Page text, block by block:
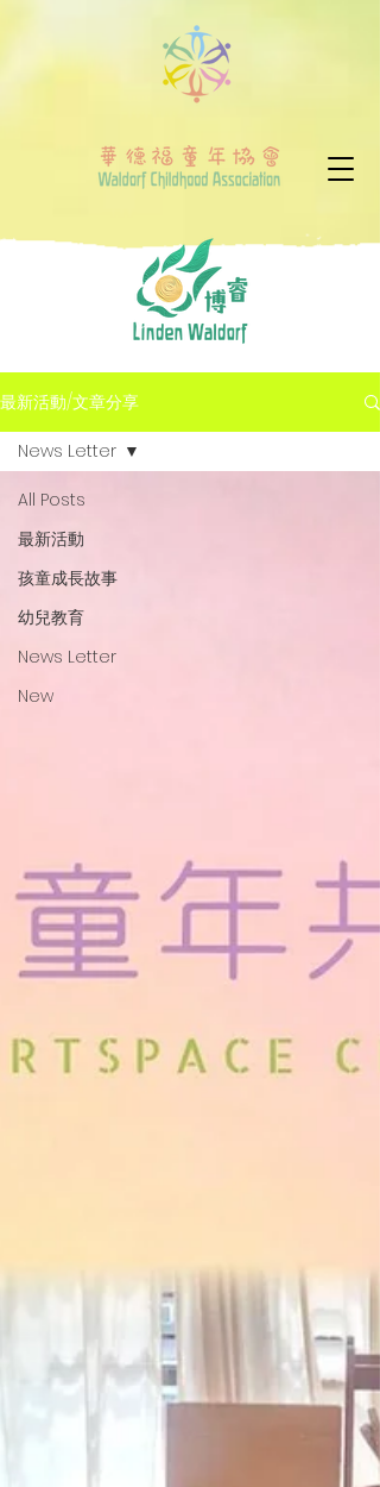
最新活動/文章分享
All Posts
最新活動
孩童成長故事
幼兒教育
News Letter
New
News Letter